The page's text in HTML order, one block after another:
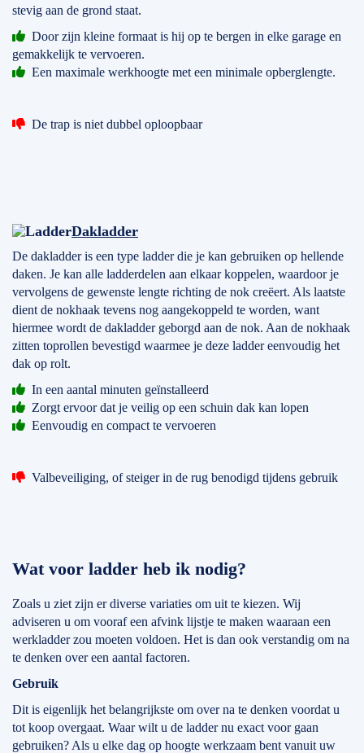
stevig aan de grond staat.
Door zijn kleine formaat is hij op te bergen in elke garage en
gemakkelijk te vervoeren.
Een maximale werkhoogte met een minimale opberglengte.
De trap is niet dubbel oploopbaar
Dakladder
De dakladder is een type ladder die je kan gebruiken op hellende
daken. Je kan alle ladderdelen aan elkaar koppelen, waardoor je
vervolgens de gewenste lengte richting de nok creëert. Als laatste
dient de nokhaak tevens nog aangekoppeld te worden, want
hiermee wordt de dakladder geborgd aan de nok. Aan de nokhaak
zitten toprollen bevestigd waarmee je deze ladder eenvoudig het
dak op rolt.
In een aantal minuten geïnstalleerd
Zorgt ervoor dat je veilig op een schuin dak kan lopen
Eenvoudig en compact te vervoeren
Valbeveiliging, of steiger in de rug benodigd tijdens gebruik
Wat voor ladder heb ik nodig?
Zoals u ziet zijn er diverse variaties om uit te kiezen. Wij
adviseren u om vooraf een afvink lijstje te maken waaraan een
werkladder zou moeten voldoen. Het is dan ook verstandig om na
te denken over een aantal factoren.
Gebruik
Dit is eigenlijk het belangrijkste om over na te denken voordat u
tot koop overgaat. Waar wilt u de ladder nu exact voor gaan
gebruiken? Als u elke dag op hoogte werkzaam bent vanuit uw